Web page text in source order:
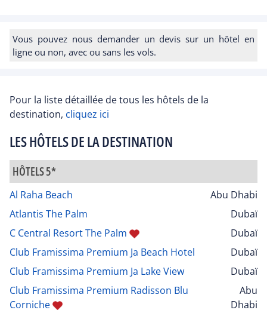
Vous pouvez nous demander un devis sur un hôtel en
ligne ou non, avec ou sans les vols.
Pour la liste détaillée de tous les hôtels de la
destination, cliquez ici
LES HÔTELS DE LA DESTINATION
HÔTELS 5*
Al Raha Beach
Abu Dhabi
Atlantis The Palm
Dubaï
C Central Resort The Palm
Dubaï
Club Framissima Premium Ja Beach Hotel
Dubaï
Club Framissima Premium Ja Lake View
Dubaï
Club Framissima Premium Radisson Blu
Corniche
Abu
Dhabi